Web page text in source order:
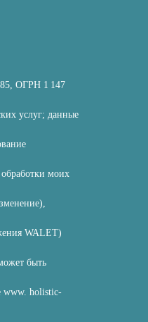
ОГРН 1 147
услуг; данные
моих
WALET)
быть
www. holistic-